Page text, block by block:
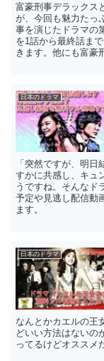
富豪刑事デラックス
が、今回も魅力たっ
事を演じたドラマの
を1話から最終話ま
きます。他にも富豪
日本のドラマ
「突然ですが、明
すかに共感し、キュ
うですね。そんなド
予定や見逃し配信動
ます。
日本のドラマ
なんとかカエルの王
どいい方法はないの
ってるけどオススメ